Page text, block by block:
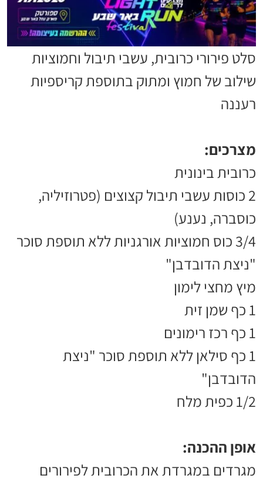
סלט פירורי כרובית, עשבי תיבול וחמוציות
שילוב של חמוץ ומתוק בתוספת קריספיות
רעננה
מצרכים:
כרובית בינונית
2 כוסות עשבי תיבול קצוצים (פטרוזיליה,
כוסברה, נענע)
3/4 כוס חמוציות אורגניות ללא תוספת סוכר
"ניצת הדובדבן"
מיץ מחצי לימון
1 כף שמן זית
1 כף רכז רימונים
1 כף סילאן ללא תוספת סוכר "ניצת
הדובדבן"
1/2 כפית מלח
אופן ההכנה:
מגרדים במגרדת את הכרובית לפירורים